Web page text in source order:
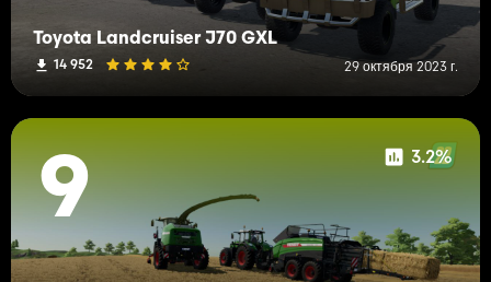
Toyota Landcruiser J70 GXL
14 952 29 октября 2023 г.
9 3.2%